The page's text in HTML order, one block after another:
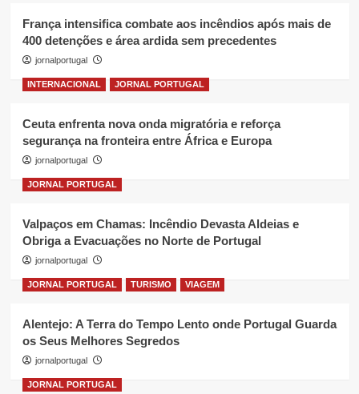
França intensifica combate aos incêndios após mais de
400 detenções e área ardida sem precedentes
jornalportugal
INTERNACIONAL JORNAL PORTUGAL
Ceuta enfrenta nova onda migratória e reforça
segurança na fronteira entre África e Europa
jornalportugal
JORNAL PORTUGAL
Valpaços em Chamas: Incêndio Devasta Aldeias e
Obriga a Evacuações no Norte de Portugal
jornalportugal
JORNAL PORTUGAL TURISMO VIAGEM
Alentejo: A Terra do Tempo Lento onde Portugal Guarda
os Seus Melhores Segredos
jornalportugal
JORNAL PORTUGAL